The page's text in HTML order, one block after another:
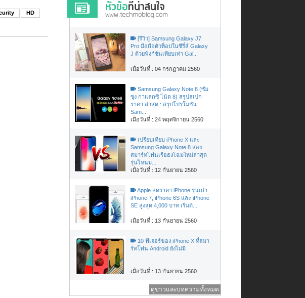
HD
[รีวิว] Samsung Galaxy J7
Pro มือถือตัวท็อปในซีรี่ส์ Galaxy
J ด้วยฟังก์ชันเทียบเท่า Gal...
เมื่อวันที่ : 04 กรกฏาคม 2560
Samsung Galaxy Note 8 (ซัม
ซุง กาแลกซี่ โน้ต 8) สรุปสเปก
ราคา ล่าสุด : สรุปโปรโมชั่น
Sam...
เมื่อวันที่ : 24 พฤศจิกายน 2560
เปรียบเทียบ iPhone X และ
Samsung Galaxy Note 8 สอง
สมาร์ทโฟนเรือธงโฉมใหม่ล่าสุด
รุ่นไหนม...
เมื่อวันที่ : 12 กันยายน 2560
Apple ลดราคา iPhone รุ่นเก่า
iPhone 7, iPhone 6S และ iPhone
SE สูงสุด 4,000 บาท เริ่มต้...
เมื่อวันที่ : 13 กันยายน 2560
10 ฟีเจอร์ของ iPhone X ที่สมา
ร์ทโฟน Android ยังไม่มี
เมื่อวันที่ : 13 กันยายน 2560
ดูข่าวและบทความทั้งหมด